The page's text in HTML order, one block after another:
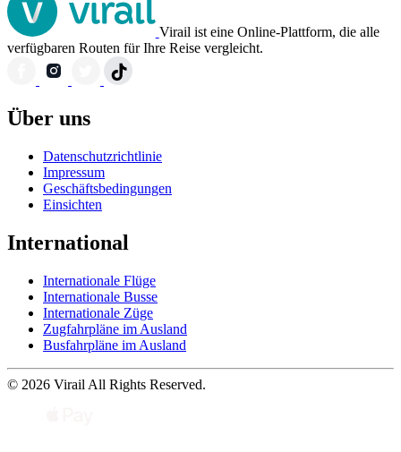
Virail ist eine Online-Plattform, die alle
verfügbaren Routen für Ihre Reise vergleicht.
Über uns
Datenschutzrichtlinie
Impressum
Geschäftsbedingungen
Einsichten
International
Internationale Flüge
Internationale Busse
Internationale Züge
Zugfahrpläne im Ausland
Busfahrpläne im Ausland
© 2026 Virail All Rights Reserved.